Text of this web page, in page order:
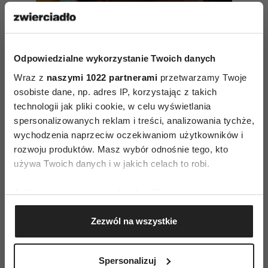
Odpowiedzialne wykorzystanie Twoich danych
Wraz z naszymi 1022 partnerami przetwarzamy Twoje
osobiste dane, np. adres IP, korzystając z takich
technologii jak pliki cookie, w celu wyświetlania
spersonalizowanych reklam i treści, analizowania tychże,
wychodzenia naprzeciw oczekiwaniom użytkowników i
rozwoju produktów. Masz wybór odnośnie tego, kto
używa Twoich danych i w jakich celach to robi.
Jeśli wyrazisz na to zgodę, chcielibyśmy również:
Gromadzić dane dotyczące Twojej lokalizacji
geograficznej z dokładnością nawet do kilku metrów
Identyfikować Twoje urządzenie, aktywnie
Zezwól na wszystkie
Spersonalizuj
apeluje do fanów, by przestali
szukać tożsamości bohaterów
historii
„Stalker”
z wydziału zabójstw w Nowym Jorku do
departamentu policji w Los Angeles. Jego
pewność siebie i silna osobowość, przez które
często wpadał w kłopoty, okazują się przydatne